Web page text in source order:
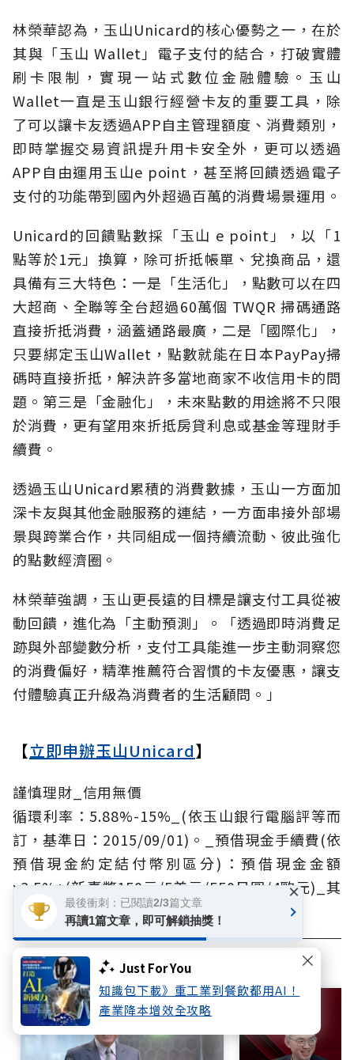
Just For You
知識包下載》重工業到餐飲都用AI！
產業降本增效全攻略
林榮華認為，玉山Unicard的核心優勢之一，在於
其與「玉山 Wallet」電子支付的結合，打破實體
刷卡限制，實現一站式數位金融體驗。玉山
Wallet一直是玉山銀行經營卡友的重要工具，除
了可以讓卡友透過APP自主管理額度、消費類別，
即時掌握交易資訊提升用卡安全外，更可以透過
APP自由運用玉山e point，甚至將回饋透過電子
支付的功能帶到國內外超過百萬的消費場景運用。
Unicard的回饋點數採「玉山 e point」，以「1
點等於1元」換算，除可折抵帳單、兌換商品，還
具備有三大特色：一是「生活化」，點數可以在四
大超商、全聯等全台超過60萬個 TWQR 掃碼通路
直接折抵消費，涵蓋通路最廣，二是「國際化」，
只要綁定玉山Wallet，點數就能在日本PayPay掃
碼時直接折抵，解決許多當地商家不收信用卡的問
題。第三是「金融化」，未來點數的用途將不只限
於消費，更有望用來折抵房貸利息或基金等理財手
續費。
透過玉山Unicard累積的消費數據，玉山一方面加
深卡友與其他金融服務的連結，一方面串接外部場
景與跨業合作，共同組成一個持續流動、彼此強化
的點數經濟圈。
林榮華強調，玉山更長遠的目標是讓支付工具從被
動回饋，進化為「主動預測」。「透過即時消費足
跡與外部變數分析，支付工具能進一步主動洞察您
的消費偏好，精準推薦符合習慣的卡友優惠，讓支
付體驗真正升級為消費者的生活顧問。」
【立即申辦玉山Unicard】
謹慎理財_信用無價
循環利率：5.88%-15%_(依玉山銀行電腦評等而
訂，基準日：2015/09/01)。_預借現金手續費(依
預借現金約定結付幣別區分)：預借現金金額
x3.5%+(新臺幣150元/5美元/550日圓/4歐元)_其
他相關費率依玉山銀行網站及申請書公告。
相關文章
最後衝刺：已閱讀2/3篇文章
再讀1篇文章，即可解鎖抽獎！
×